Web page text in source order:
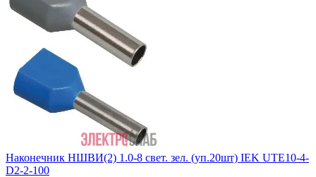
Наконечник НШВИ(2) 1.0-8 свет. зел. (уп.20шт) IEK UTE10-4-
D2-2-100